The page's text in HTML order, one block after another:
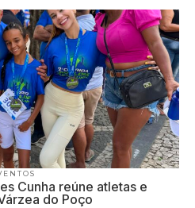
Cunha reúne atletas e
do Poço